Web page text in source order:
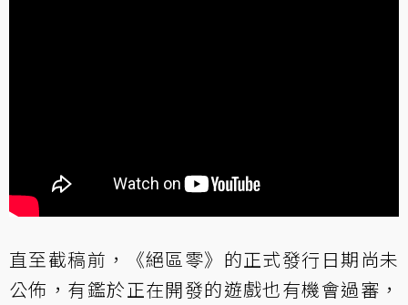
直至截稿前，《絕區零》的正式發行日期尚未
公佈，有鑑於正在開發的遊戲也有機會過審，